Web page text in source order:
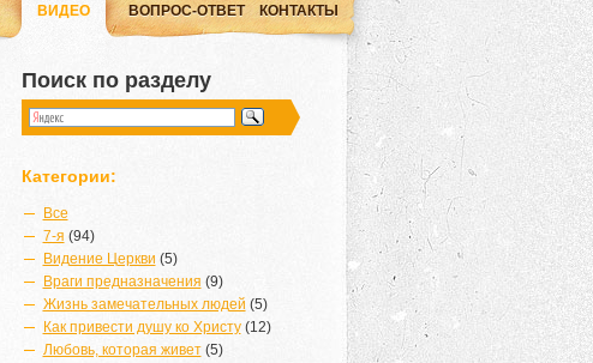
ВИДЕО ВОПРОС-ОТВЕТ КОНТАКТЫ
Поиск по разделу
Категории:
Все
7-я (94)
Видение Церкви (5)
Враги предназначения (9)
Жизнь замечательных людей (5)
Как привести душу ко Христу(12)
Любовь, которая живет(5)